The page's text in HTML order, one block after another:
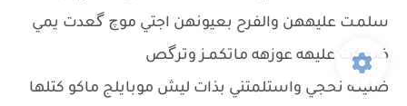
سلمـت عليههن والفرح بعيونهن اجتي موچ گعدت يمي
ضحكت عليهه عوزهه ماتكمـز وترگص
ضلينـه نحجي واستلمتني بذات ليش موبايلج ماكو كتلها